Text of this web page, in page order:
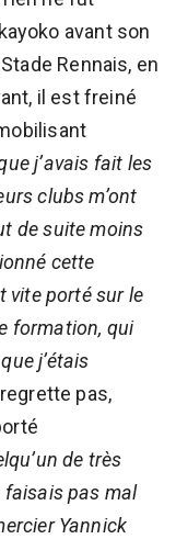
avant son
Rennais, en
il est freiné
j’avais fait les
clubs m’ont
de suite moins
cette
vite porté sur le
formation, qui
j’étais
pas,
de très
faisais pas mal
Yannick